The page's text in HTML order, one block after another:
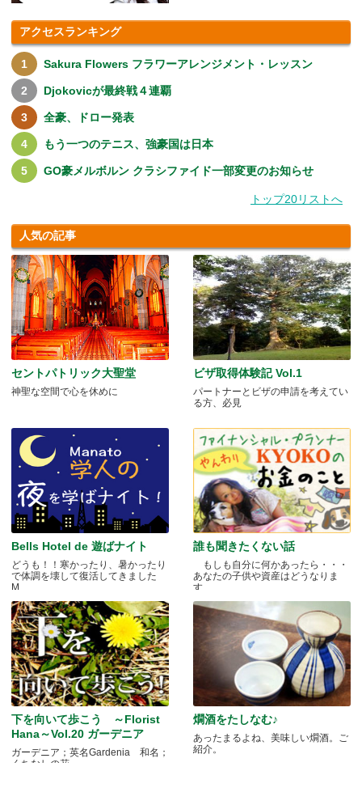
アクセスランキング
Sakura Flowers フラワーアレンジメント・レッスン
Djokovicが最終戦４連覇
全豪、ドロー発表
もう一つのテニス、強豪国は日本
GO豪メルボルン クラシファイド一部変更のお知らせ
トップ20リストへ
人気の記事
セントパトリック大聖堂
神聖な空間で心を休めに
ビザ取得体験記 Vol.1
パートナーとビザの申請を考えてい
る方、必見
Bells Hotel de 遊ばナイト
どうも！！寒かったり、暑かったり
で体調を壊して復活してきました
M.....
誰も聞きたくない話
もしも自分に何かあったら・・・
あなたの子供や資産はどうなりま
す.....
下を向いて歩こう ～Florist
Hana～Vol.20 ガーデニア
ガーデニア；英名Gardenia 和名；
くちなしの花 .....
燗酒をたしなむ♪
あったまるよね、美味しい燗酒。ご
紹介。